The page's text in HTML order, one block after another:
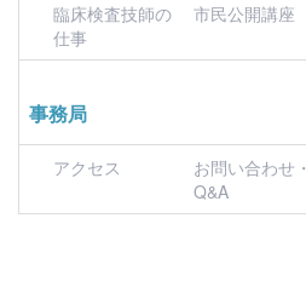
臨床検査技師の
仕事
市民公開講座
事務局
アクセス
お問い合わせ・
Q&A